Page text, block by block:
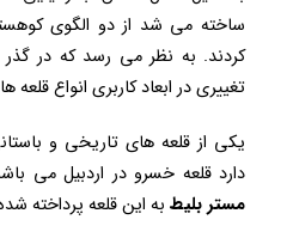
ساخته می شد از دو الگوی
کردند. به نظر می رسد که در گذر
تغییری در ابعاد کاربری انواع قلعه
یکی از قلعه های تاریخی و
دارد قلعه خسرو در اردبیل می
مستر بلیط به این قلعه پرداخته